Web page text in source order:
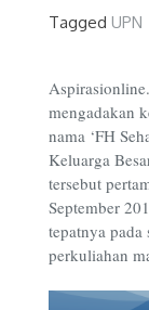
Tagged UPN
mengadakan
nama ‘FH
Keluarga
tersebut
September
tepatnya
perkuliahan